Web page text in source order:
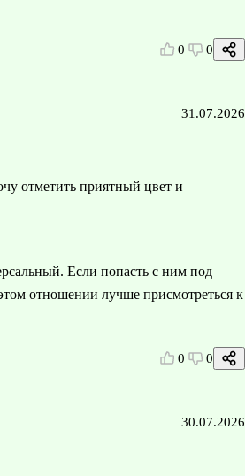
0 0
31.07.2026
отметить приятный цвет и
Если попасть с ним под
отношении лучше присмотреться к
0 0
30.07.2026